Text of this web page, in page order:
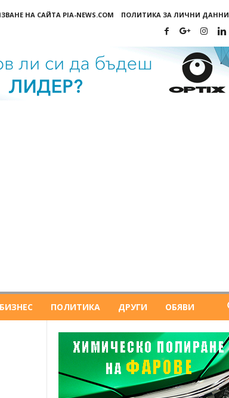
НА САЙТА PIA-NEWS.COM ПОЛИТИКА ЗА ЛИЧНИ ДАННИ
БИЗНЕС ПОЛИТИКА ДРУГИ ОБЯВИ